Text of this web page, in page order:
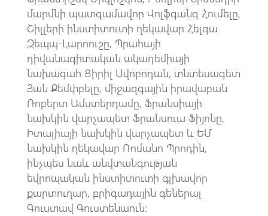
մարմնի պատգամավոր Վոլֆգանգ Հումելը,
Շիլլերի ինստիտուտի ղեկավար Հելգա
Զեպպ-Լարոուշը, Պրահայի
դիվանագիտական ակադեմիայի
նախագահ Ցիրիլ Սվոբոդան, տնտեսագետ
Յան Քեմփբելը, միջազգային իրավաբան
Ռոբերտ Ամստերդամը, Ֆրանսիայի
նախկին վարչապետ Ֆրանսուա Ֆիյոնը,
Իտալիայի նախկին վարչապետ և ԵՄ
նախկին ղեկավար Ռոմանո Պրոդին,
ինչպես նաև անվտանգության
եվրոպական ինստիտուտի գլխավոր
քարտուղար, բրիգադային գեներալ
Գուստավ Գուստենաուն։